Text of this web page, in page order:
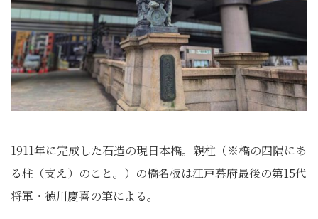
1911年に完成した石造の現日本橋。親柱（※橋の四隅にあ
る柱（支え）のこと。）の橋名板は江戸幕府最後の第15代
将軍・徳川慶喜の筆による。